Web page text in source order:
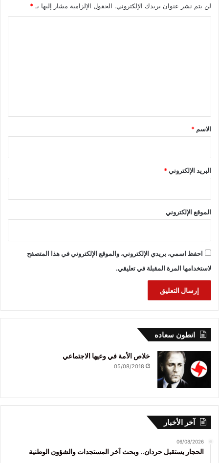
لن يتم نشر عنوان بريدك الإلكتروني. الحقول الإلزامية مشار إليها بـ *
*
الاسم *
البريد الإلكتروني*
الموقع الإلكتروني
احفظ اسمي، بريدي الإلكتروني، والموقع الإلكتروني في هذا المتصفح
لاستخدامها المرة المقبلة في تعليقي.
انطون سعاده
خلاص الأمة في وعيها الاجتماعي
05/08/2018
آخر الأخبار
06/08/2026
الحجار يستقبل حردان.. وبحث آخر المستجدات والشؤون الوطنية